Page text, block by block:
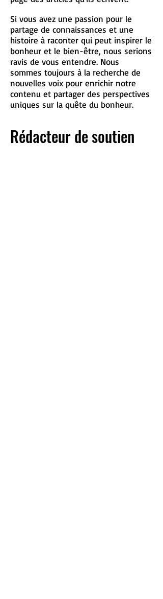
Si vous avez une passion pour le
partage de connaissances et une
histoire à raconter qui peut inspirer le
bonheur et le bien-être, nous serions
ravis de vous entendre. Nous
sommes toujours à la recherche de
nouvelles voix pour enrichir notre
contenu et partager des perspectives
uniques sur la quête du bonheur.
Rédacteur de soutien